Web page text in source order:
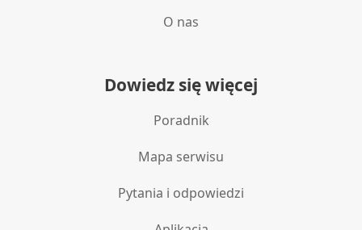
O nas
Dowiedz się więcej
Poradnik
Mapa serwisu
Pytania i odpowiedzi